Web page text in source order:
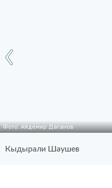
Фото: Айдемир Даганов
Кыдырали Шаушев